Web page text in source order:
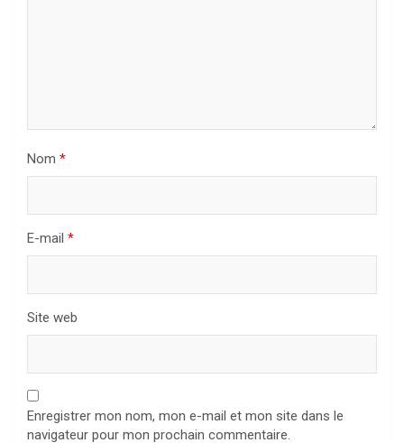
Nom *
E-mail *
Site web
Enregistrer mon nom, mon e-mail et mon site dans le
navigateur pour mon prochain commentaire.